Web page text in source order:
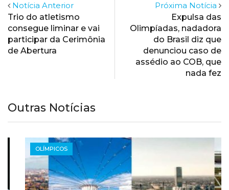
Notícia Anterior
Trio do atletismo
consegue liminar e vai
participar da Cerimônia
de Abertura
Próxima Notícia
Expulsa das
Olimpíadas, nadadora
do Brasil diz que
denunciou caso de
assédio ao COB, que
nada fez
Outras Notícias
OLÍMPICOS